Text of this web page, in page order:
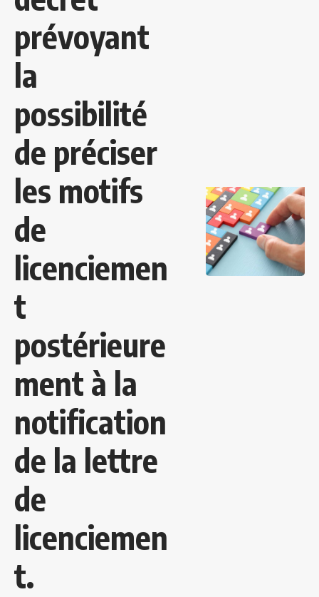
prévoyant
la
possibilité
de préciser
les motifs
de
licenciemen
t
postérieure
ment à la
notification
de la lettre
de
licenciemen
t.